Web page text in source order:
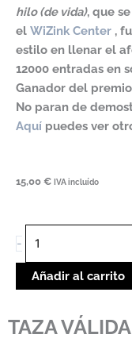
hilo (de vida), que
el WiZink Center ,
estilo en llenar el
12000 entradas en
Ganador del
No paran de
Aquí puedes ver
15,00 € IVA incluído
-
VÁLIDA
cantidade
Añadir al carrito
TAZA VÁLIDA